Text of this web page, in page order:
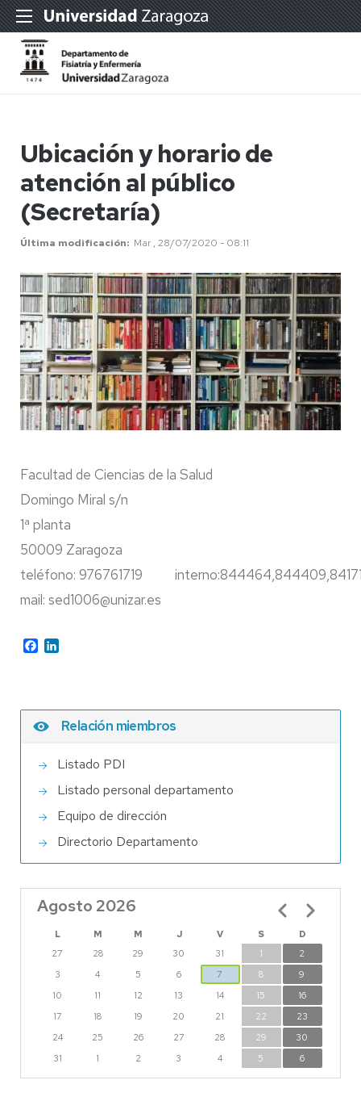
Ubicación y horario de
atención al público
(Secretaría)
Última modificación Mar , 28/07/2020 - 08:11
Facultad de Ciencias de la Salud
Domingo Miral s/n
1ª planta
50009 Zaragoza
teléfono: 976761719
mail: sed1006@unizar.es
Facebook
Relación miembros
Listado PDI
Listado personal departamento
Equipo de dirección
Directorio Departamento
Agosto 2026
L M M J V S
D
27
28 29 30 31 1
2
3
4 5 6 7 8
9
10
11 12 13 14 15
16
17
18 19 20 21 22
23
24
25 26 27 28 29
30
31
1 2 3 4 5 6
Paginación